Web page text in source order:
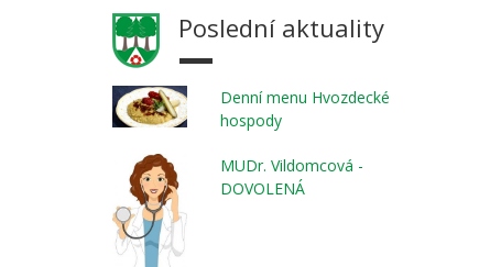
Poslední aktuality
Denní menu Hvozdecké
hospody
MUDr. Vildomcová -
DOVOLENÁ